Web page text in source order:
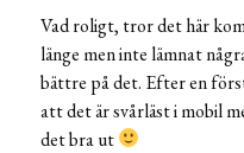
Vad roligt, tror det här
länge men inte lämnat
bättre på det. Efter en
att det är svårläst i mobil
det bra ut